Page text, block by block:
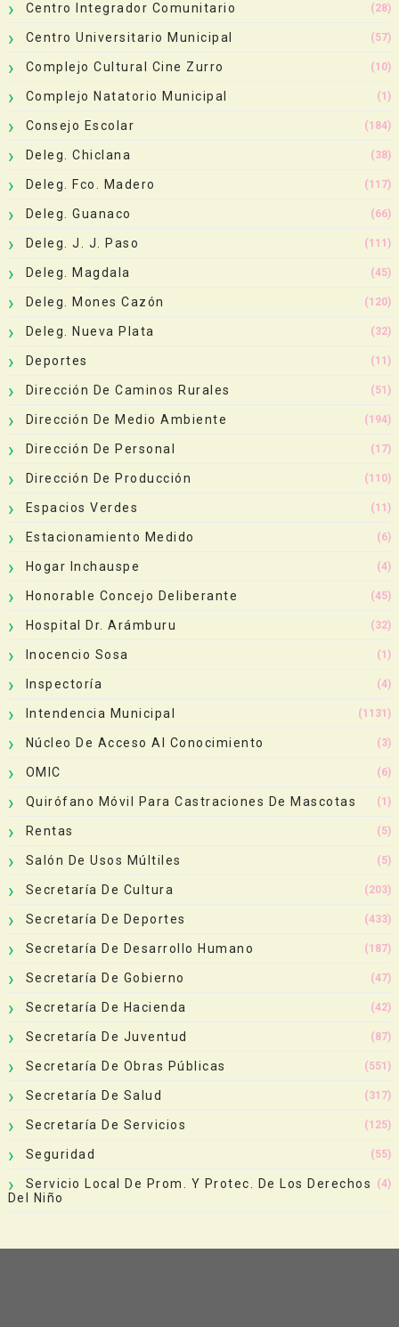
Centro Integrador Comunitario (28)
Centro Universitario Municipal (57)
Complejo Cultural Cine Zurro (10)
Complejo Natatorio Municipal (1)
Consejo Escolar (184)
Deleg. Chiclana (38)
Deleg. Fco. Madero (117)
Deleg. Guanaco (66)
Deleg. J. J. Paso (111)
Deleg. Magdala (45)
Deleg. Mones Cazón (120)
Deleg. Nueva Plata (32)
Deportes (11)
Dirección De Caminos Rurales (51)
Dirección De Medio Ambiente (194)
Dirección De Personal (17)
Dirección De Producción (110)
Espacios Verdes (11)
Estacionamiento Medido (6)
Hogar Inchauspe (4)
Honorable Concejo Deliberante (45)
Hospital Dr. Arámburu (32)
Inocencio Sosa (1)
Inspectoría (4)
Intendencia Municipal (1131)
Núcleo De Acceso Al Conocimiento (3)
OMIC (6)
Quirófano Móvil Para Castraciones De Mascotas (1)
Rentas (5)
Salón De Usos Múltiles (5)
Secretaría De Cultura (203)
Secretaría De Deportes (433)
Secretaría De Desarrollo Humano (187)
Secretaría De Gobierno (47)
Secretaría De Hacienda (42)
Secretaría De Juventud (87)
Secretaría De Obras Públicas (551)
Secretaría De Salud (317)
Secretaría De Servicios (125)
Seguridad (55)
Servicio Local De Prom. Y Protec. De Los Derechos
Del Niño
(4)